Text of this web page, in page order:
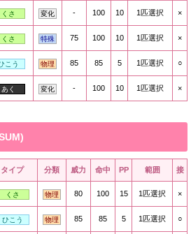
くさ 変化 - 100 10 1匹選択 ×
くさ 特殊 75 100 10 1匹選択 ×
こう 物理 85 85 5 1匹選択 ○
あく 変化 - 100 10 1匹選択 ×
タイプ 分類 威力 命中 PP 範囲 接
くさ 物理 80 100 15 1匹選択 ×
ひこう 物理 85 85 5 1匹選択 ○